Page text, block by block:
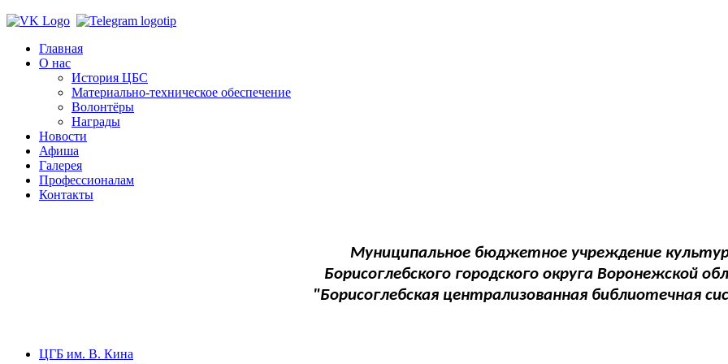
Главная
О нас
История ЦБС
Материально-техническое обеспечение
Волонтёры
Награды
Новости
Афиша
Галерея
Профессионалам
Контакты
Муниципальное бюджетное учреждение
Борисоглебского городского округа Воронежской
"Борисоглебская централизованная библиотечная
ЦГБ им. В. Кина